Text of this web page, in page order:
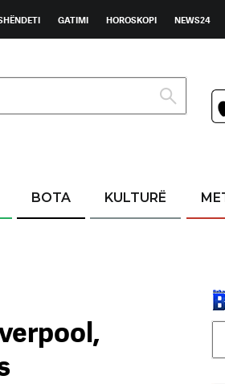
GATIMI HOROSKOPI NEWS24
BOTA KULTURË